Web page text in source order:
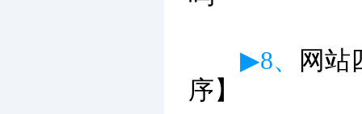
▶8、
网站
序】